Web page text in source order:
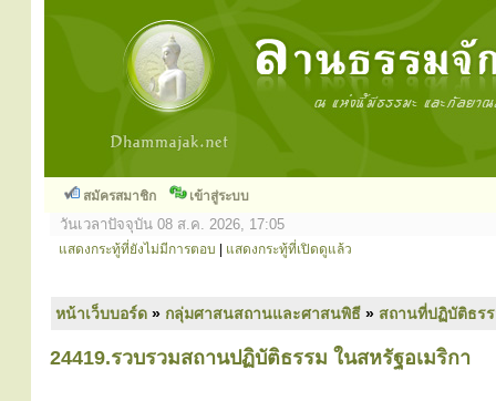
สมัครสมาชิก เข้าสู่ระบบ
วันเวลาปัจจุบัน 08 ส.ค. 2026, 17:05
แสดงกระทู้ที่ยังไม่มีการตอบ แสดงกระทู้ที่เปิดดูแล้ว
หน้าเว็บบอร์ด » กลุ่มศาสนสถานและศาสนพิธี » สถานที่ปฏิบัติธร
24419.รวบรวมสถานปฏิบัติธรรม ในสหรัฐอเมริกา